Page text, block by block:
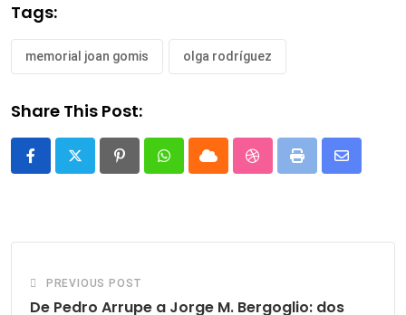
Tags:
memorial joan gomis olga rodríguez
Share This Post:
PinterestWhatsappCloud StumbleUpon
Print
Share
PREVIOUS POST
De Pedro Arrupe a Jorge M. Bergoglio: dos